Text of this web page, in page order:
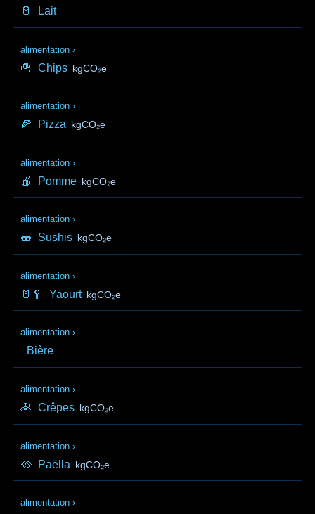
🥛 Lait
alimentation ›
🍟 Chips kgCO₂e
alimentation ›
🍕 Pizza kgCO₂e
alimentation ›
🍎 Pomme kgCO₂e
alimentation ›
🍣 Sushis kgCO₂e
alimentation ›
🥛🥄 Yaourt kgCO₂e
alimentation ›
Bière
alimentation ›
🥞 Crêpes kgCO₂e
alimentation ›
🥘 Paëlla kgCO₂e
alimentation ›